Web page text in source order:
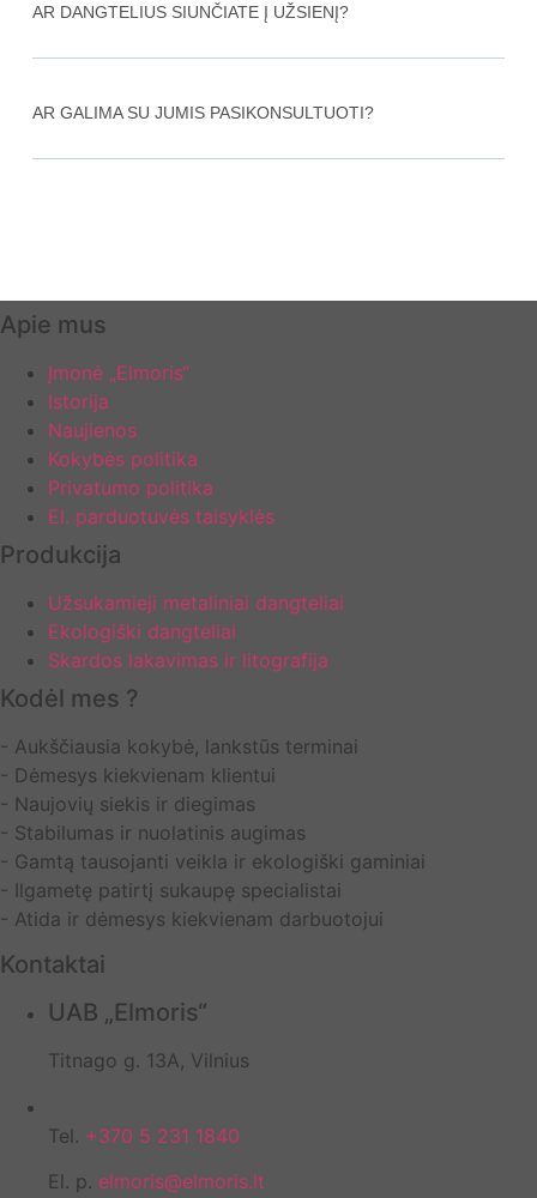
AR DANGTELIUS SIUNČIATE Į UŽSIENĮ?
AR GALIMA SU JUMIS PASIKONSULTUOTI?
Apie mus
Įmonė „Elmoris“
Istorija
Naujienos
Kokybės politika
Privatumo politika
El. parduotuvės taisyklės
Produkcija
Užsukamieji metaliniai dangteliai
Ekologiški dangteliai
Skardos lakavimas ir litografija
Kodėl mes ?
- Aukščiausia kokybė, lankstūs terminai
- Dėmesys kiekvienam klientui
- Naujovių siekis ir diegimas
- Stabilumas ir nuolatinis augimas
- Gamtą tausojanti veikla ir ekologiški gaminiai
- Ilgametę patirtį sukaupę specialistai
- Atida ir dėmesys kiekvienam darbuotojui
Kontaktai
UAB „Elmoris“
Titnago g. 13A, Vilnius
Tel. +370 5 231 1840
El. p. elmoris@elmoris.lt